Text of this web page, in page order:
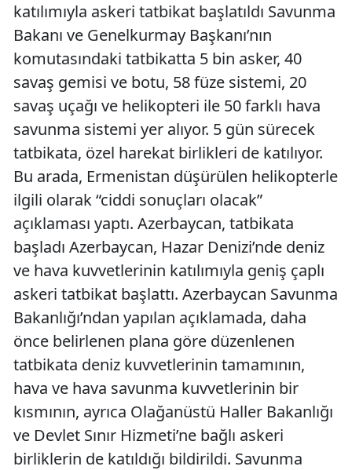
katılımıyla askeri tatbikat başlatıldı Savunma
Bakanı ve Genelkurmay Başkanı’nın
komutasındaki tatbikatta 5 bin asker, 40
savaş gemisi ve botu, 58 füze sistemi, 20
savaş uçağı ve helikopteri ile 50 farklı hava
savunma sistemi yer alıyor. 5 gün sürecek
tatbikata, özel harekat birlikleri de katılıyor.
Bu arada, Ermenistan düşürülen helikopterle
ilgili olarak “ciddi sonuçları olacak”
açıklaması yaptı. Azerbaycan, tatbikata
başladı Azerbaycan, Hazar Denizi’nde deniz
ve hava kuvvetlerinin katılımıyla geniş çaplı
askeri tatbikat başlattı. Azerbaycan Savunma
Bakanlığı’ndan yapılan açıklamada, daha
önce belirlenen plana göre düzenlenen
tatbikata deniz kuvvetlerinin tamamının,
hava ve hava savunma kuvvetlerinin bir
kısmının, ayrıca Olağanüstü Haller Bakanlığı
ve Devlet Sınır Hizmeti’ne bağlı askeri
birliklerin de katıldığı bildirildi. Savunma